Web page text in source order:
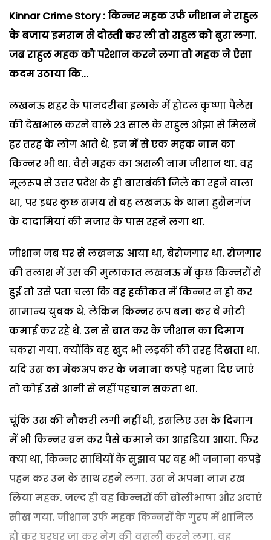
Kinnar Crime Story : किन्नर महक उर्फ जीशान ने राहुल
के बजाय इमरान से दोस्ती कर ली तो राहुल को बुरा लगा.
जब राहुल महक को परेशान करने लगा तो महक ने ऐसा
कदम उठाया कि...
लखनऊ शहर के पानदरीबा इलाके में होटल कृष्णा पैलेस
की देखभाल करने वाले 23 साल के राहुल ओझा से मिलने
हर तरह के लोग आते थे. इन में से एक महक नाम का
किन्नर भी था. वैसे महक का असली नाम जीशान था. वह
मूलरूप से उत्तर प्रदेश के ही बाराबंकी जिले का रहने वाला
था, पर इधर कुछ समय से वह लखनऊ के थाना हुसैनगंज
के दादामियां की मजार के पास रहने लगा था.
जीशान जब घर से लखनऊ आया था, बेरोजगार था. रोजगार
की तलाश में उस की मुलाकात लखनऊ में कुछ किन्नरों से
हुई तो उसे पता चला कि वह हकीकत में किन्नर न हो कर
सामान्य युवक थे. लेकिन किन्नर रूप बना कर वे मोटी
कमाई कर रहे थे. उन से बात कर के जीशान का दिमाग
चकरा गया. क्योंकि वह खुद भी लड़की की तरह दिखता था.
यदि उस का मेकअप कर के जनाना कपड़े पहना दिए जाएं
तो कोई उसे आनी से नहीं पहचान सकता था.
चूंकि उस की नौकरी लगी नहीं थी, इसलिए उस के दिमाग
में भी किन्नर बन कर पैसे कमाने का आइडिया आया. फिर
क्या था, किन्नर साथियों के सुझाव पर वह भी जनाना कपड़े
पहन कर उन के साथ रहने लगा. उस ने अपना नाम रख
लिया महक. जल्द ही वह किन्नरों की बोलीभाषा और अदाएं
सीख गया. जीशान उर्फ महक किन्नरों के गु्रप में शामिल
हो कर घरघर जा कर नेग की वसूली करने लगा. वह